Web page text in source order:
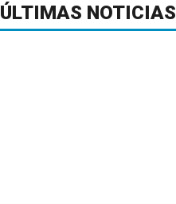
ÚLTIMAS NOTICIAS